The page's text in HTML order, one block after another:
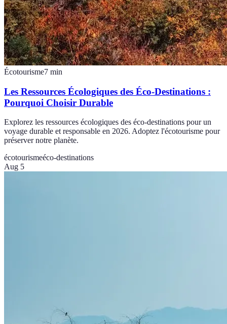
Écotourisme7 min
Les Ressources Écologiques des Éco-Destinations :
Pourquoi Choisir Durable
Explorez les ressources écologiques des éco-destinations pour un
voyage durable et responsable en 2026. Adoptez l'écotourisme pour
préserver notre planète.
écotourismeéco-destinations
Aug 5